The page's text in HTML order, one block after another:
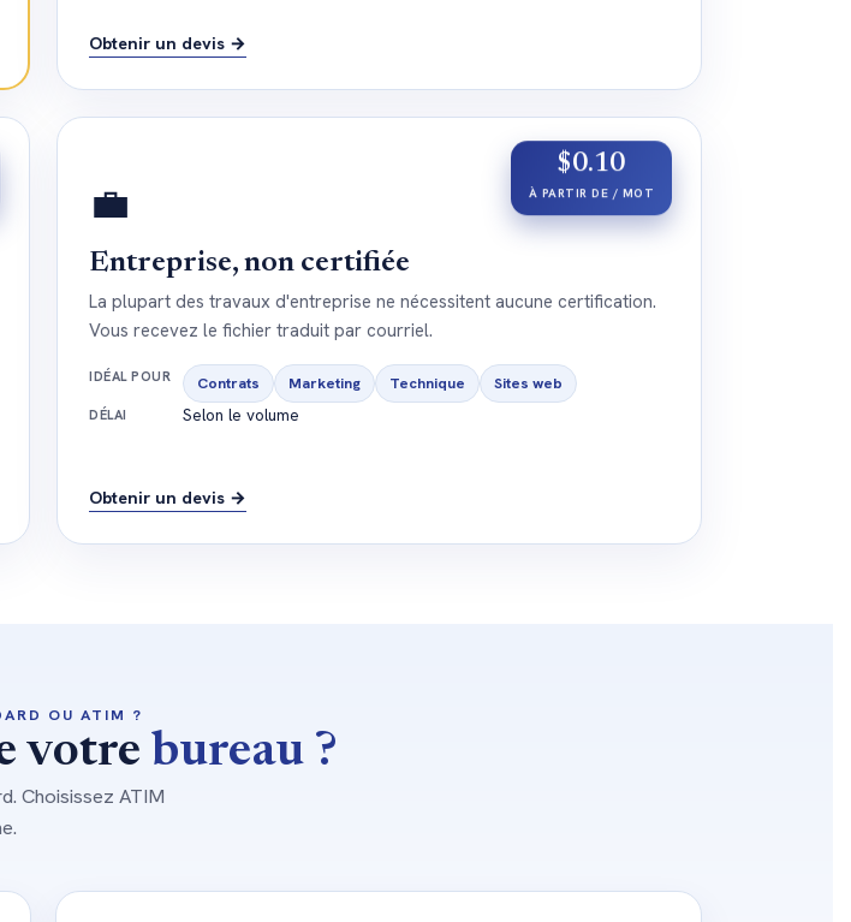
Obtenir un devis →
$0.10
À PARTIR DE / MOT
💼
Entreprise, non certifiée
La plupart des travaux d'entreprise ne nécessitent aucune certification.
Vous recevez le fichier traduit par courriel.
IDÉAL POUR Contrats Marketing Technique Sites web
DÉLAI Selon le volume
Obtenir un devis →
OU ATIM ?
votre bureau ?
Choisissez ATIM